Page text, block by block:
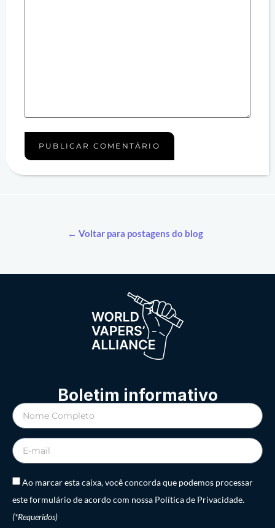
← Voltar para postagens do blog
Boletim informativo
Ao marcar esta caixa, você concorda que podemos processar
este formulário de acordo com nossa Política de Privacidade.
(*Requeridos)